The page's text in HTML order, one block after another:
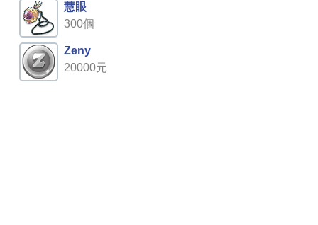
慧眼
300個
Zeny
20000元